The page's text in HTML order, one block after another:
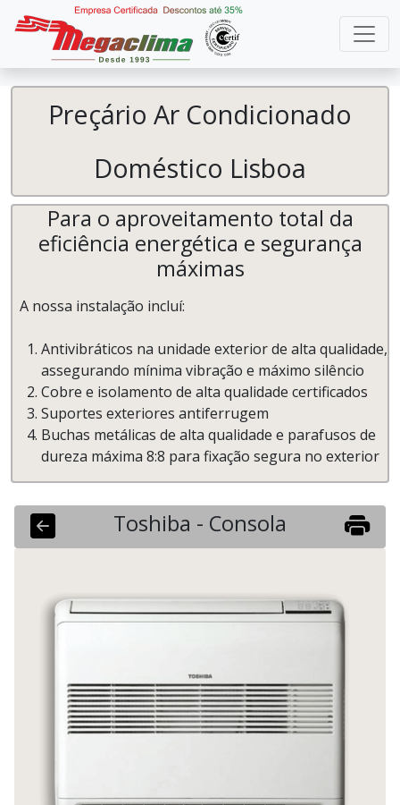
Preçário Ar Condicionado
Doméstico Lisboa
Para o aproveitamento total da
eficiência energética e segurança
máximas
A nossa instalação incluí:
Antivibráticos na unidade exterior de alta qualidade,
assegurando mínima vibração e máximo silêncio
Cobre e isolamento de alta qualidade certificados
Suportes exteriores antiferrugem
Buchas metálicas de alta qualidade e parafusos de
dureza máxima 8:8 para fixação segura no exterior
Toshiba - Consola